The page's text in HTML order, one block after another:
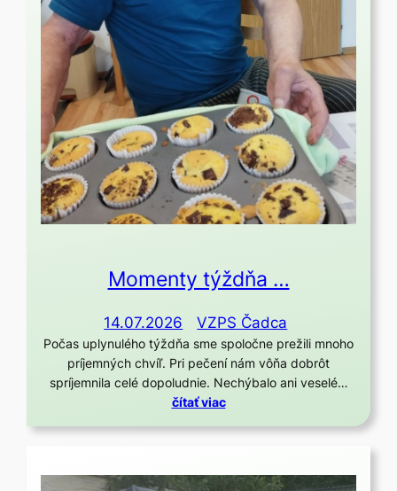
Momenty týždňa …
14.07.2026 VZPS Čadca
Počas uplynulého týždňa sme spoločne prežili mnoho
príjemných chvíľ. Pri pečení nám vôňa dobrôt
spríjemnila celé dopoludnie. Nechýbalo ani veselé…
čítať viac